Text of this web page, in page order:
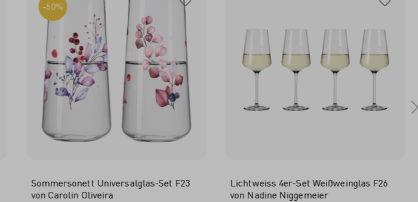
-50%
Sommersonett Universalglas-Set F23
von Carolin Oliveira
Lichtweiss 4er-Set Weißweinglas F26
von Nadine Niggemeier